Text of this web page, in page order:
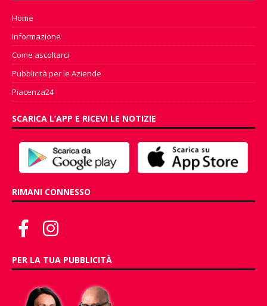
Home
Informazione
Come ascoltarci
Pubblicità per le Aziende
Piacenza24
SCARICA L’APP E RICEVI LE NOTIZIE
RIMANI CONNESSO
PER LA TUA PUBBLICITÀ